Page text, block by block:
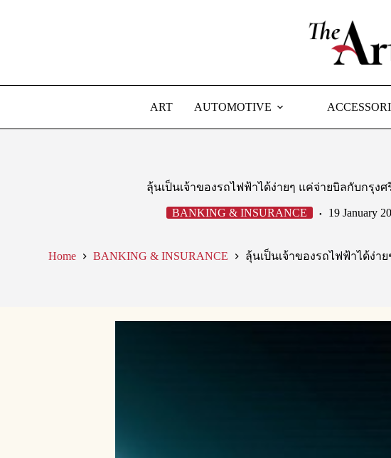
ART AUTOMOTIVE
ลุ้นเป็นเจ้าของรถไฟฟ้าได้ง่ายๆ แค่จ่ายบิลกับกรุงศ
BANKING & INSURANCE 19 January
Home BANKING & INSURANCE ลุ้นเป็นเจ้าของรถไฟฟ้าได้ง่า